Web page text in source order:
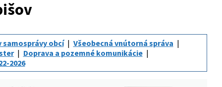
samosprávy obcí
Všeobecná vnútorná správa
Doprava a pozemné komunikácie
2026